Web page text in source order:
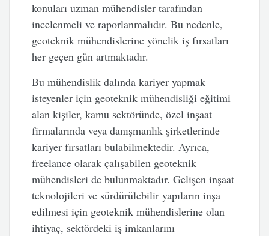
konuları uzman mühendisler tarafından
incelenmeli ve raporlanmalıdır. Bu nedenle,
geoteknik mühendislerine yönelik iş fırsatları
her geçen gün artmaktadır.
Bu mühendislik dalında kariyer yapmak
isteyenler için geoteknik mühendisliği eğitimi
alan kişiler, kamu sektöründe, özel inşaat
firmalarında veya danışmanlık şirketlerinde
kariyer fırsatları bulabilmektedir. Ayrıca,
freelance olarak çalışabilen geoteknik
mühendisleri de bulunmaktadır. Gelişen inşaat
teknolojileri ve sürdürülebilir yapıların inşa
edilmesi için geoteknik mühendislerine olan
ihtiyaç, sektördeki iş imkanlarını